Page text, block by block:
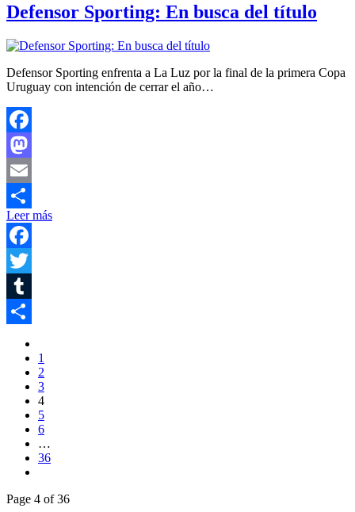
Defensor Sporting: En busca del título
Defensor Sporting enfrenta a La Luz por la final de la primera Copa
Uruguay con intención de cerrar el año…
Facebook
Mastodon
Email
Compartir
Leer más
Facebook
Twitter
Tumblr
1
2
3
4
5
6
…
36
Page 4 of 36